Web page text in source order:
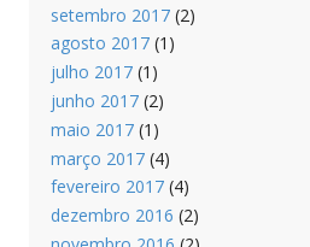
setembro 2017(2)
agosto 2017(1)
julho 2017(1)
junho 2017(2)
maio 2017(1)
março 2017(4)
fevereiro 2017(4)
dezembro 2016 (2)